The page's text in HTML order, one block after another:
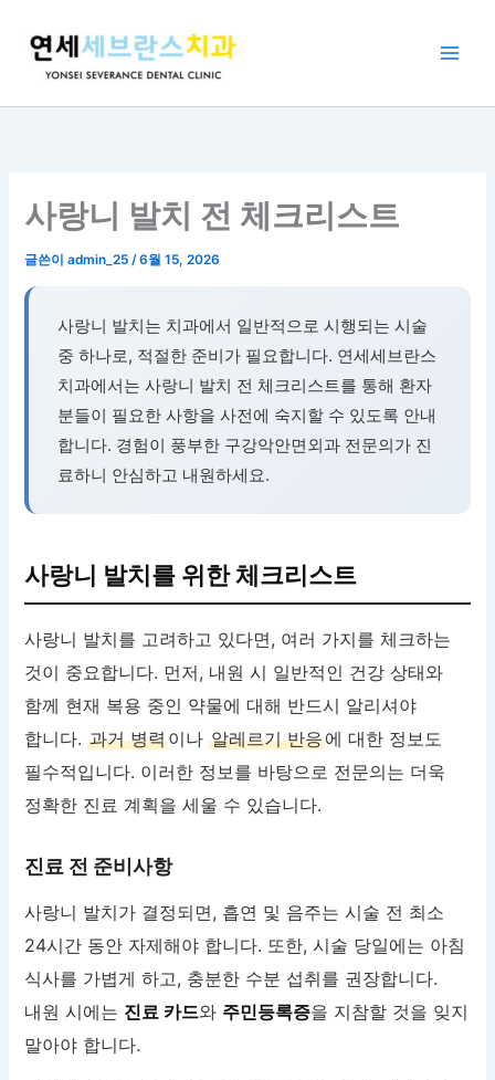
사랑니 발치 전 체크리스트
글쓴이admin_25/6월 15, 2026
사랑니 발치는 치과에서 일반적으로 시행되는 시술
중 하나로, 적절한 준비가 필요합니다. 연세세브란스
치과에서는 사랑니 발치 전 체크리스트를 통해 환자
분들이 필요한 사항을 사전에 숙지할 수 있도록 안내
합니다. 경험이 풍부한 구강악안면외과 전문의가 진
료하니 안심하고 내원하세요.
사랑니 발치를 위한 체크리스트
사랑니 발치를 고려하고 있다면, 여러 가지를 체크하는
것이 중요합니다. 먼저, 내원 시 일반적인 건강 상태와
함께 현재 복용 중인 약물에 대해 반드시 알리셔야
합니다.과거 병력이나알레르기 반응에 대한 정보도
필수적입니다. 이러한 정보를 바탕으로 전문의는 더욱
정확한 진료 계획을 세울 수 있습니다.
진료 전 준비사항
사랑니 발치가 결정되면, 흡연 및 음주는 시술 전 최소
24시간 동안 자제해야 합니다. 또한, 시술 당일에는 아침
식사를 가볍게 하고, 충분한 수분 섭취를 권장합니다.
내원 시에는 진료 카드와 주민등록증을 지참할 것을 잊지
말아야 합니다.